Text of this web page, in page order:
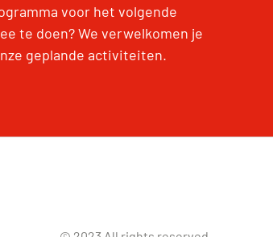
voor het volgende
te doen? We verwelkomen je
geplande activiteiten.